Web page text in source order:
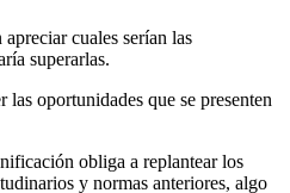
cuales serían las
superarlas.
las oportunidades que se presenten
obliga a replantear los
y normas anteriores, algo